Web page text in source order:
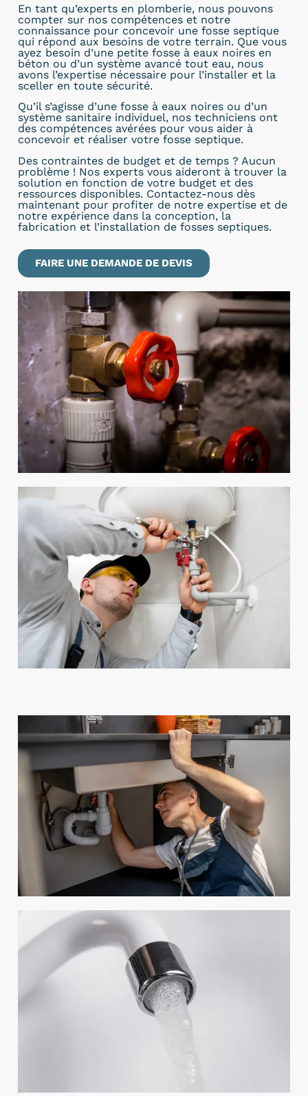
En tant qu’experts en plomberie, nous pouvons
compter sur nos compétences et notre
connaissance pour concevoir une fosse septique
qui répond aux besoins de votre terrain. Que vous
ayez besoin d’une petite fosse à eaux noires en
béton ou d’un système avancé tout eau, nous
avons l’expertise nécessaire pour l’installer et la
sceller en toute sécurité.
Qu’il s’agisse d’une fosse à eaux noires ou d’un
système sanitaire individuel, nos techniciens ont
des compétences avérées pour vous aider à
concevoir et réaliser votre fosse septique.
Des contraintes de budget et de temps ? Aucun
problème ! Nos experts vous aideront à trouver la
solution en fonction de votre budget et des
ressources disponibles. Contactez-nous dès
maintenant pour profiter de notre expertise et de
notre expérience dans la conception, la
fabrication et l’installation de fosses septiques.
FAIRE UNE DEMANDE DE DEVIS